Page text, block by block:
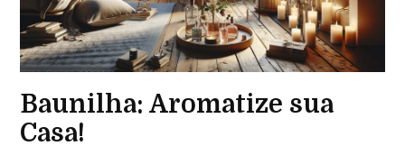
Baunilha: Aromatize sua
Casa!